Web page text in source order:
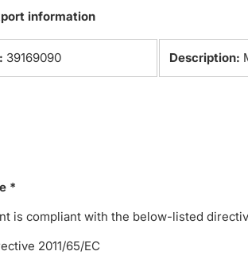
information
39169090 Description:
*
is compliant with the below-listed
2011/65/EC